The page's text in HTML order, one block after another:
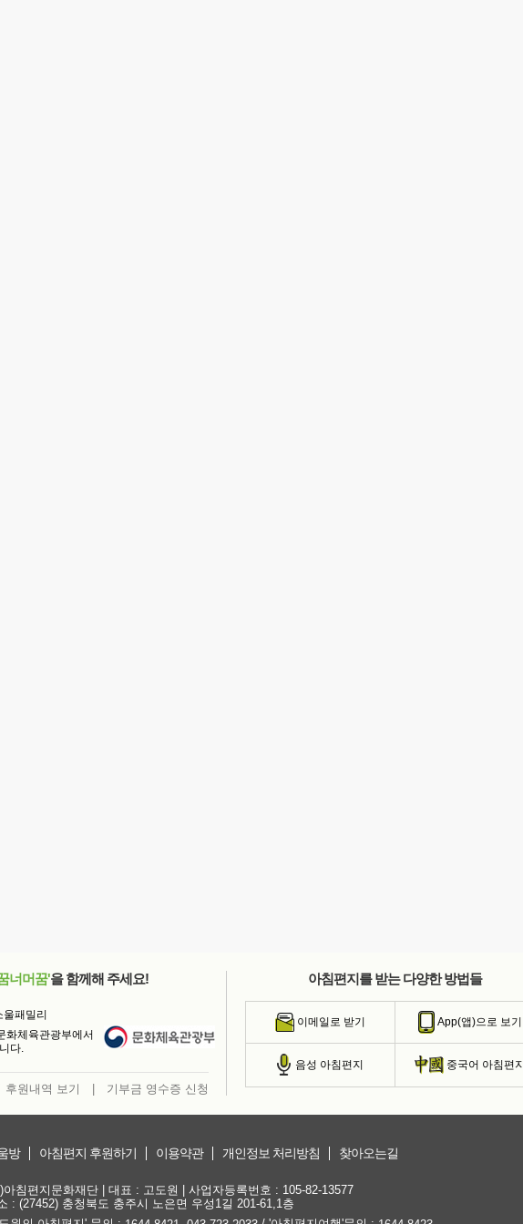
너머꿈'을 함께해 주세요!
패밀리
화체육관광부에서
다.
후원내역 보기 기부금 영수증 신청
아침편지를 받는 다양한 방법들
이메일로 받기 App(앱)으로 보기
음성 아침편지 중국어 아침편지
방 아침편지 후원하기 이용약관 개인정보 처리방침 찾아오는길
아침편지문화재단 | 대표 : 고도원 | 사업자등록번호 : 105-82-13577
: (27452) 충청북도 충주시 노은면 우성1길 201-61,1층